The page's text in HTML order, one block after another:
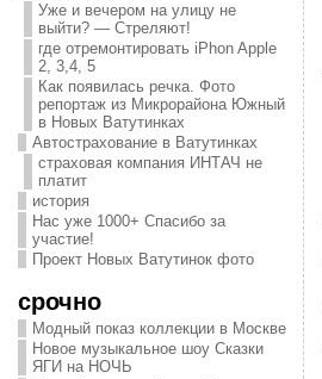
Уже и вечером на улицу не
выйти? — Стреляют!
где отремонтировать iPhon Apple
2, 3,4, 5
Как появилась речка. Фото
репортаж из Микрорайона Южный
в Новых Ватутинках
Автострахование в Ватутинках
страховая компания ИНТАЧ не
платит
история
Нас уже 1000+ Спасибо за
участие!
Проект Новых Ватутинок фото
срочно
Модный показ коллекции в Москве
Новое музыкальное шоу Сказки
ЯГИ на НОЧЬ